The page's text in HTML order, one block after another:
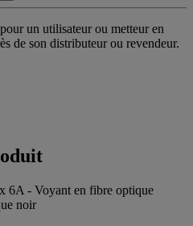
un utilisateur ou metteur en
de son distributeur ou revendeur.
6A - Voyant en fibre optique
noir